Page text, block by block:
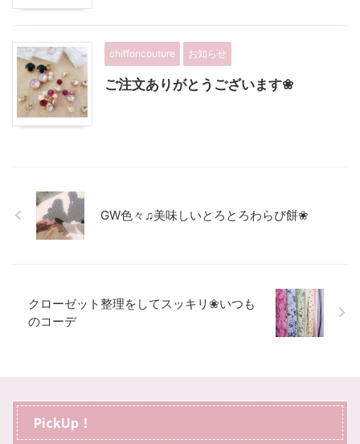
chiffoncouture お知らせ
ご注文ありがとうございます❀
GW色々♫美味しいとろとろわらび餅❀
クローゼット整理をしてスッキリ❀いつも
のコーデ
PickUp！